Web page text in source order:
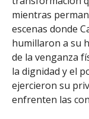
mientras
escenas donde
humillaron a su
de la venganza
la dignidad y el
ejercieron su
enfrenten las